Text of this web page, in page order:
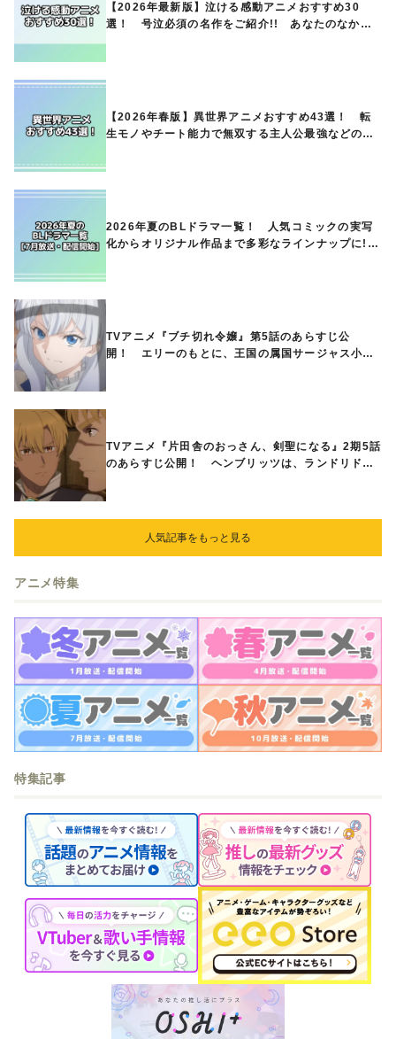
【2026年最新版】泣ける感動アニメおすすめ30
選！ 号泣必須の名作をご紹介!! あなたのなかの
【2026年春版】異世界アニメおすすめ43選！ 転
生モノやチート能力で無双する主人公最強などの人
2026年夏のBLドラマ一覧！ 人気コミックの実写
化からオリジナル作品まで多彩なラインナップに!!
TVアニメ『ブチ切れ令嬢』第5話のあらすじ公
開！ エリーのもとに、王国の属国サージャス小王
TVアニメ『片田舎のおっさん、剣聖になる』2期5話
のあらすじ公開！ ヘンブリッツは、ランドリドに
人気記事をもっと見る
アニメ特集
特集記事